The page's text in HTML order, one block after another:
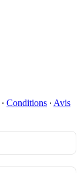
∙ Conditions ∙ Avis